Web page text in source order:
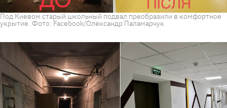
Под Киевом старый школьный подвал преобразили в комфортное
укрытие. Фото: Facebook/Олександр Паламарчук